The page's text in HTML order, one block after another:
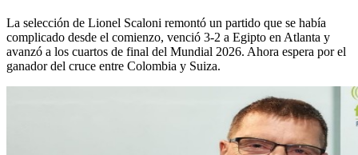
La selección de Lionel Scaloni remontó un partido que se había
complicado desde el comienzo, venció 3-2 a Egipto en Atlanta y
avanzó a los cuartos de final del Mundial 2026. Ahora espera por el
ganador del cruce entre Colombia y Suiza.